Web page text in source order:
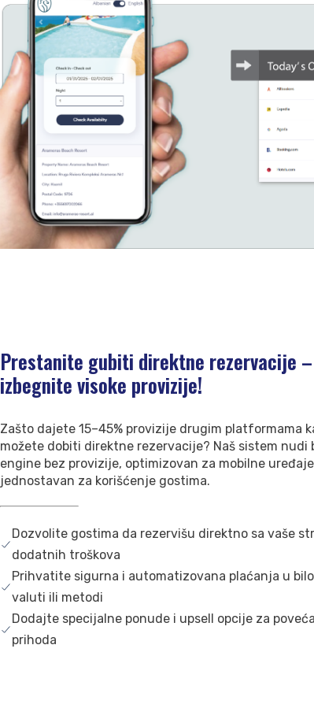
Prestanite gubiti direktne rezervacije –
izbegnite visoke provizije!
Zašto dajete 15–45% provizije drugim platformama
možete dobiti direktne rezervacije? Naš sistem nudi
engine bez provizije, optimizovan za mobilne
jednostavan za korišćenje gostima.
Dozvolite gostima da rezervišu direktno sa vaše
dodatnih troškova
Prihvatite sigurna i automatizovana plaćanja u
valuti ili metodi
Dodajte specijalne ponude i upsell opcije za
prihoda